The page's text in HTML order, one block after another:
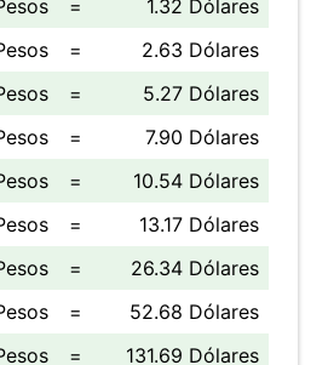
=
1.32 Dólares
=
2.63 Dólares
=
5.27 Dólares
=
7.90 Dólares
=
10.54 Dólares
=
13.17 Dólares
=
26.34 Dólares
=
52.68 Dólares
= 131.69 Dólares